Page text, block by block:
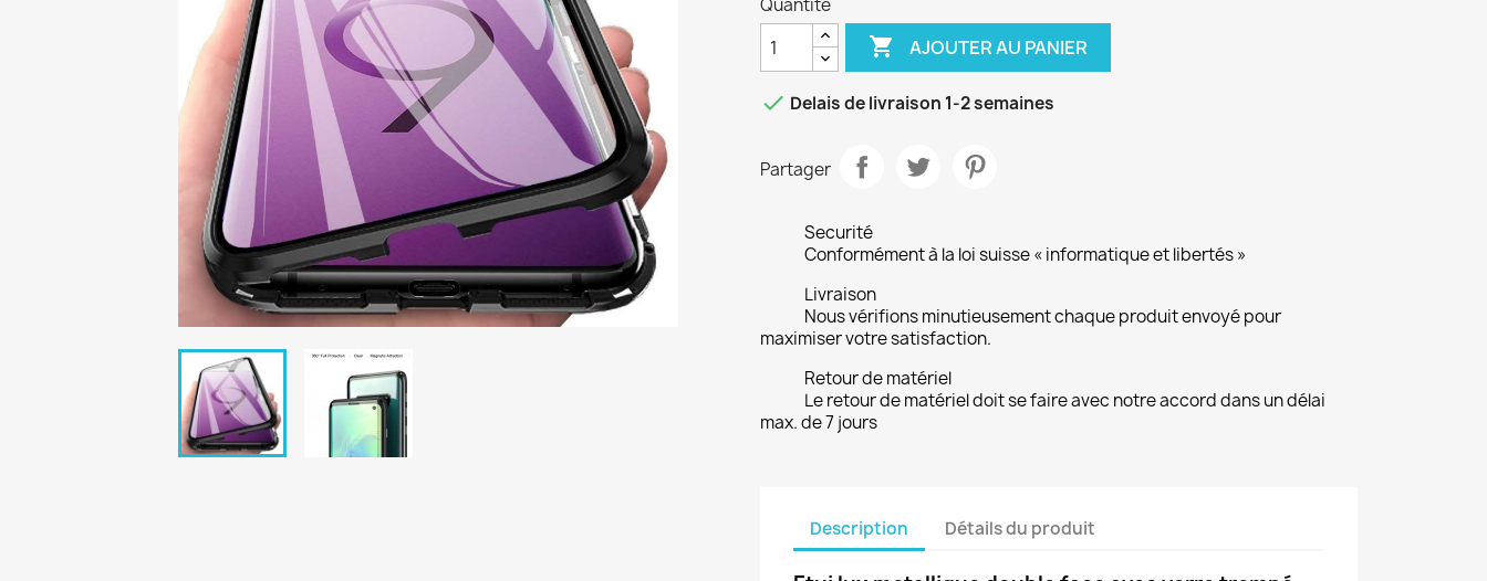
Quantité
 AJOUTER AU PANIER
 Delais de livraison 1-2 semaines
Partager
Securité
Conformément à la loi suisse « informatique et libertés »
Livraison
Nous vérifions minutieusement chaque produit envoyé pour
maximiser votre satisfaction.
Retour de matériel
Le retour de matériel doit se faire avec notre accord dans un délai
max. de 7 jours
Description Détails du produit